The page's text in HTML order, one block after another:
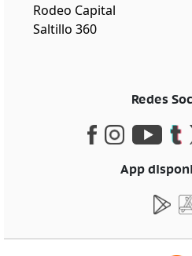
Rodeo Capital
Saltillo 360
Redes
App